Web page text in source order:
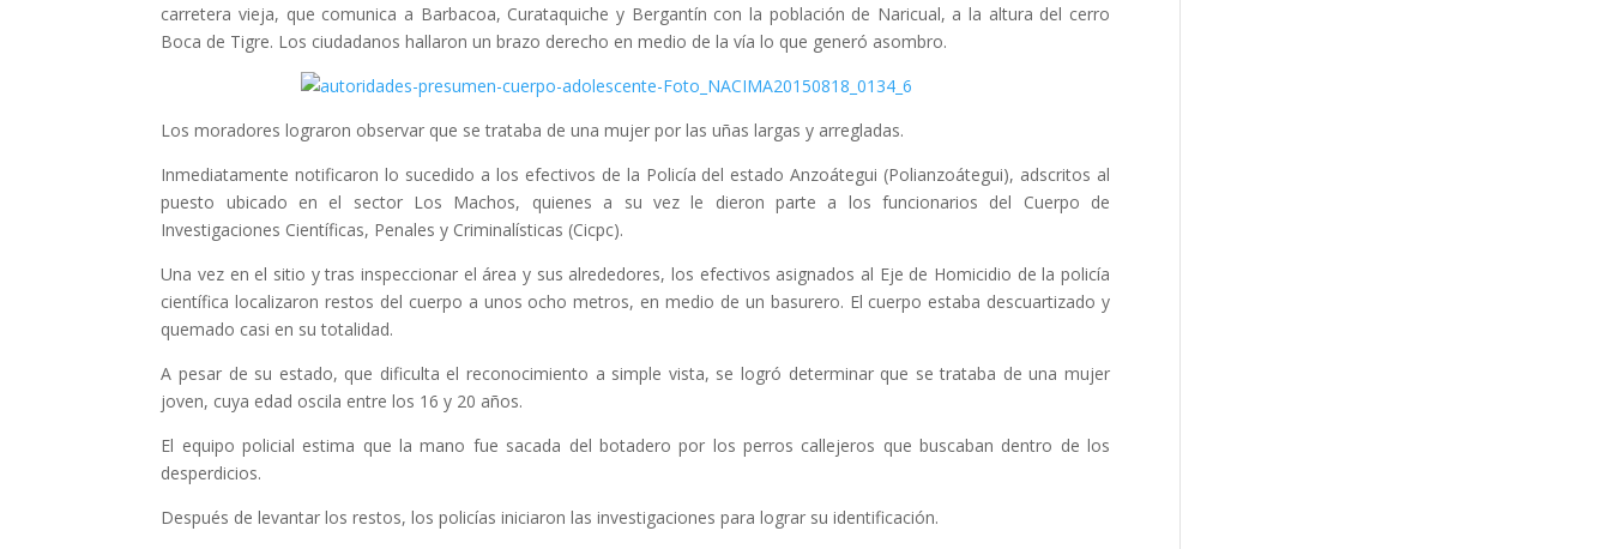
carretera vieja, que comunica a Barbacoa, Curataquiche y Bergantín con la población de Naricual, a la altura del cerro
Boca de Tigre. Los ciudadanos hallaron un brazo derecho en medio de la vía lo que generó asombro.
Los moradores lograron observar que se trataba de una mujer por las uñas largas y arregladas.
Inmediatamente notificaron lo sucedido a los efectivos de la Policía del estado Anzoátegui (Polianzoátegui), adscritos al
puesto ubicado en el sector Los Machos, quienes a su vez le dieron parte a los funcionarios del Cuerpo de
Investigaciones Científicas, Penales y Criminalísticas (Cicpc).
Una vez en el sitio y tras inspeccionar el área y sus alrededores, los efectivos asignados al Eje de Homicidio de la policía
científica localizaron restos del cuerpo a unos ocho metros, en medio de un basurero. El cuerpo estaba descuartizado y
quemado casi en su totalidad.
A pesar de su estado, que dificulta el reconocimiento a simple vista, se logró determinar que se trataba de una mujer
joven, cuya edad oscila entre los 16 y 20 años.
El equipo policial estima que la mano fue sacada del botadero por los perros callejeros que buscaban dentro de los
desperdicios.
Después de levantar los restos, los policías iniciaron las investigaciones para lograr su identificación.